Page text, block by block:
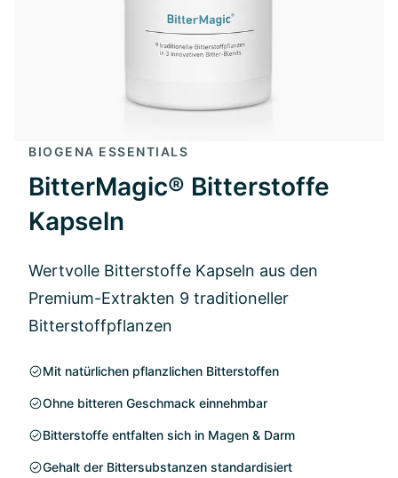
BIOGENA ESSENTIALS
BitterMagic® Bitterstoffe
Kapseln
Wertvolle Bitterstoffe Kapseln aus den
Premium-Extrakten 9 traditioneller
Bitterstoffpflanzen
Mit natürlichen pflanzlichen Bitterstoffen
Ohne bitteren Geschmack einnehmbar
Bitterstoffe entfalten sich in Magen & Darm
Gehalt der Bittersubstanzen standardisiert